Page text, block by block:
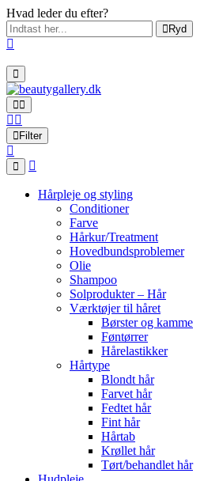
Hvad leder du efter?
Ryd
Filter
Hårpleje og styling
Conditioner
Farve
Hårkur/Treatment
Hovedbundsproblemer
Olie
Shampoo
Solprodukter – Hår
Værktøjer til håret
Børster og kamme
Føntørrer
Hårelastikker
Hårtype
Blondt hår
Farvet hår
Fedtet hår
Fint hår
Hårtab
Krøllet hår
Tørt/behandlet hår